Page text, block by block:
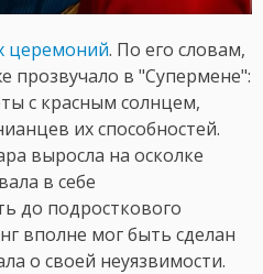
церемоний. По его словам,
прозвучало в "Супермене":
с красным солнцем,
их способностей.
выросла на осколке
в себе
до подросткового
вполне мог быть сделан
о своей неуязвимости.